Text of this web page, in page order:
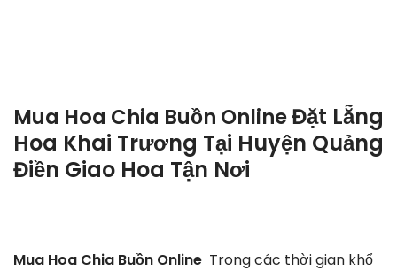
Mua Hoa Chia Buồn OnlineĐặt Lẵng
Hoa Khai Trương Tại Huyện Quảng
Điền Giao Hoa Tận Nơi
Mua Hoa Chia Buồn Online Trong các thời gian khổ